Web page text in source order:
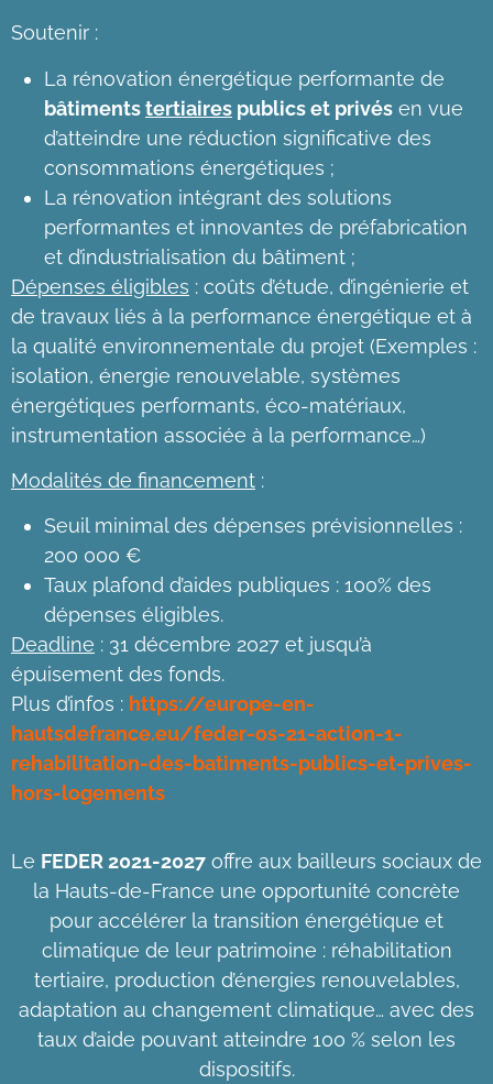
Soutenir :
La rénovation énergétique performante de
bâtimentstertiaires publics et privés en vue
d’atteindre une réduction significative des
consommations énergétiques ;
La rénovation intégrant des solutions
performantes et innovantes de préfabrication
et d’industrialisation du bâtiment ;
Dépenses éligibles : coûts d’étude, d’ingénierie et
de travaux liés à la performance énergétique et à
la qualité environnementale du projet (Exemples :
isolation, énergie renouvelable, systèmes
énergétiques performants, éco-matériaux,
instrumentation associée à la performance…)
Modalités de financement :
Seuil minimal des dépenses prévisionnelles :
200 000 €
Taux plafond d’aides publiques : 100% des
dépenses éligibles.
Deadline : 31 décembre 2027 et jusqu’à
épuisement des fonds.
Plus d’infos : https://europe-en-
hautsdefrance.eu/feder-os-21-action-1-
rehabilitation-des-batiments-publics-et-prives-
hors-logements
Le FEDER 2021-2027 offre aux bailleurs sociaux de
la Hauts-de-France une opportunité concrète
pour accélérer la transition énergétique et
climatique de leur patrimoine : réhabilitation
tertiaire, production d’énergies renouvelables,
adaptation au changement climatique… avec des
taux d’aide pouvant atteindre 100 % selon les
dispositifs.